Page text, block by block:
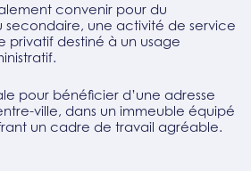
convenir pour du
secondaire, une activité de service
privatif destiné à un usage
pour bénéficier d’une adresse
ville, dans un immeuble équipé
un cadre de travail agréable.